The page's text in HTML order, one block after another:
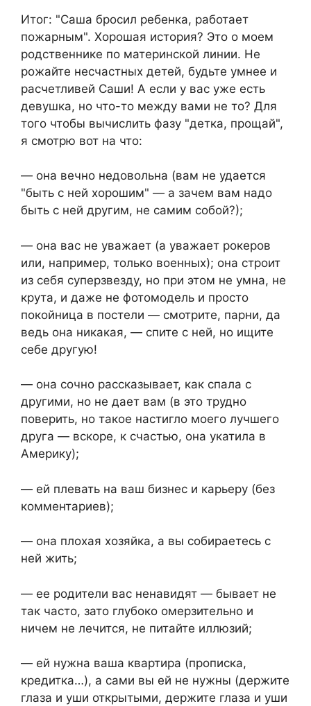
Итог: "Саша бросил ребенка, работает
пожарным". Хорошая история? Это о моем
родственнике по материнской линии. Не
рожайте несчастных детей, будьте умнее и
расчетливей Саши! А если у вас уже есть
девушка, но что-то между вами не то? Для
того чтобы вычислить фазу "детка, прощай",
я смотрю вот на что:
— она вечно недовольна (вам не удается
"быть с ней хорошим" — а зачем вам надо
быть с ней другим, не самим собой?);
— она вас не уважает (а уважает рокеров
или, например, только военных); она строит
из себя суперзвезду, но при этом не умна, не
крута, и даже не фотомодель и просто
покойница в постели — смотрите, парни, да
ведь она никакая, — спите с ней, но ищите
себе другую!
— она сочно рассказывает, как спала с
другими, но не дает вам (в это трудно
поверить, но такое настигло моего лучшего
друга — вскоре, к счастью, она укатила в
Америку);
— ей плевать на ваш бизнес и карьеру (без
комментариев);
— она плохая хозяйка, а вы собираетесь с
ней жить;
— ее родители вас ненавидят — бывает не
так часто, зато глубоко омерзительно и
ничем не лечится, не питайте иллюзий;
— ей нужна ваша квартира (прописка,
кредитка…), а сами вы ей не нужны (держите
глаза и уши открытыми, держите глаза и уши